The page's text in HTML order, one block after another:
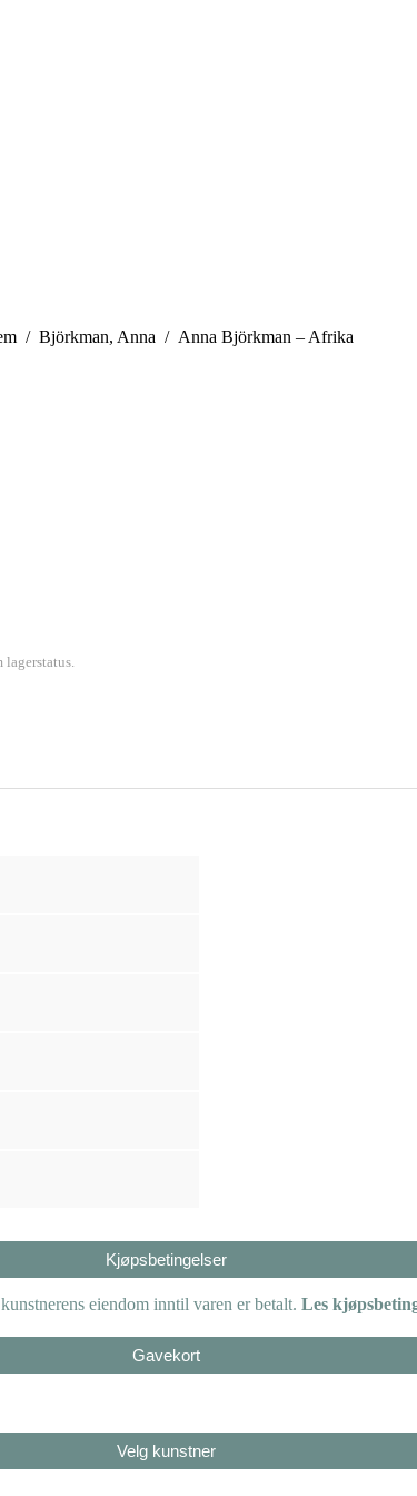
are here:Björkman, Anna Anna Björkman – Afrika
lagerstatus.
Kjøpsbetingelser
eiendom inntil varen er betalt. Les
Gavekort
Velg kunstner